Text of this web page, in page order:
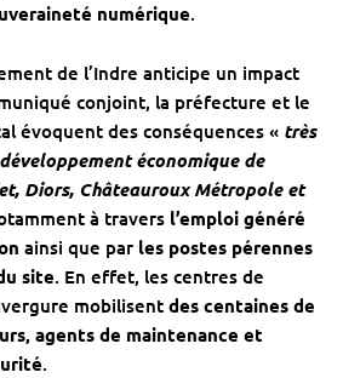
numérique.
de l’Indre anticipe un impact
conjoint, la préfecture et le
évoquent des conséquences « très
économique de
Diors, Châteauroux Métropole et
à travers l’emploi généré
ainsi que par les postes pérennes
site. En effet, les centres de
mobilisent des centaines de
agents de maintenance et
.